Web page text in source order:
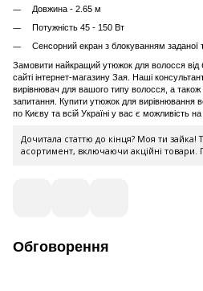
Довжина - 2.65 м
Потужність 45 - 150 Вт
Сенсорний екран з блокуванням заданої
Замовити найкращий утюжок для волосся
сайті інтернет-магазину Зая. Наші
вирівнювач для вашого типу волосся, а також
запитання. Купити утюжок для вирівнювання
по Києву та всій Україні у вас є можливість на
Дочитала статтю до кінця? Моя ти
асортимент, включаючи акційні
Обговорення